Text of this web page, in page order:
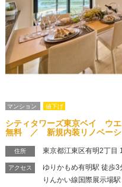
マンション 値下げ
シティタワーズ東京ベイ ウ
無料 ／ 新規内装リノベー
住所 東京都江東区有明2丁目
アクセス
ゆりかもめ有明駅 徒歩3
りんかい線国際展示場